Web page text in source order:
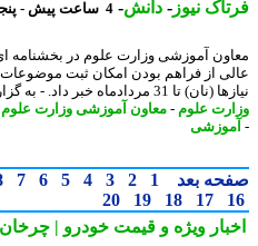
نیوز-دانش -4 ساعت پیش - پنجشنبه 15 مرداد 1405، 09:20
آموزشی وزارت علوم در بخشنامه ای
از فراهم بودن امکان ثبت موضوعات
تا 31 مردادماه خبر داد. - به گزارش ...
علوم-معاون آموزشی وزارت علوم-
بعد 1
2
3
4
5
6
7
8
9
17
18
19
20
ویژهو قیمت خودرو | چرخان